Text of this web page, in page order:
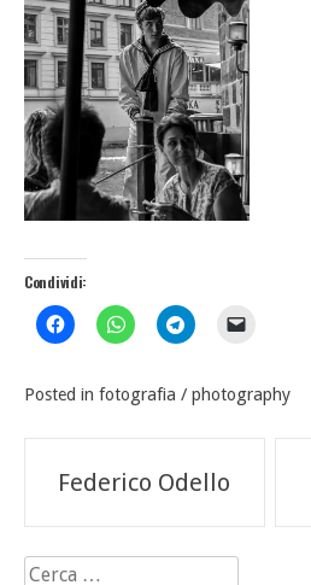
Condividi:
Posted in fotografia / photography
Navigazione
articoli
Federico Odello
Ricerca